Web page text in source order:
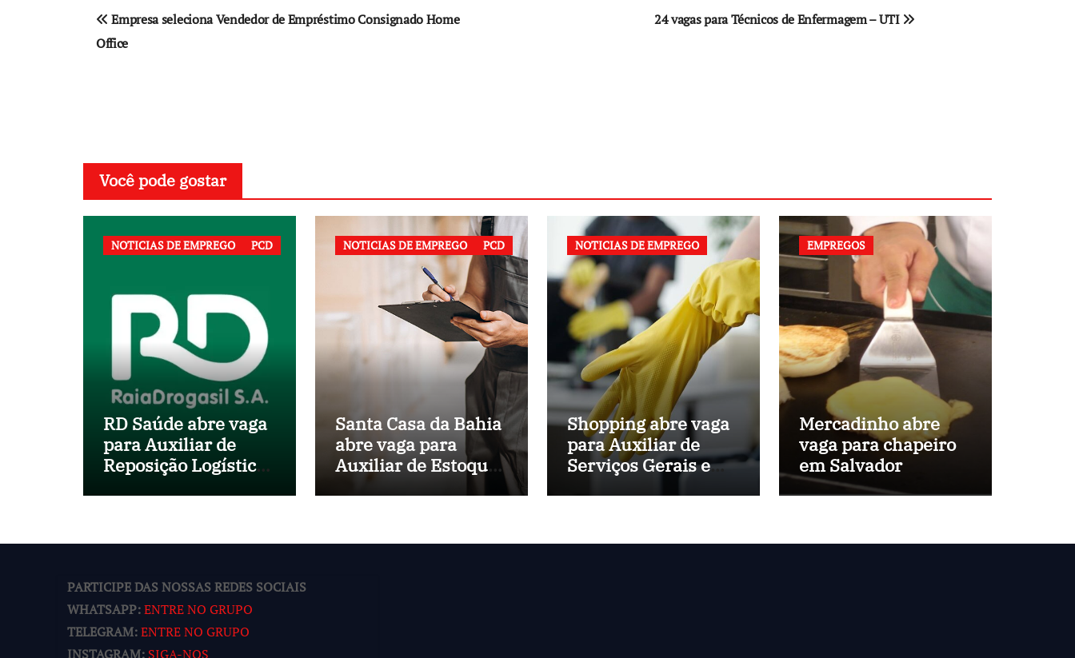
Navegação
de
Empresa seleciona Vendedor de Empréstimo Consignado Home
Office
24 vagas para Técnicos de Enfermagem – UTI
Você pode gostar
NOTICIAS DE EMPREGO PCD
RD Saúde abre vaga
para Auxiliar de
Reposição Logística
NOTICIAS DE EMPREGO PCD
Santa Casa da Bahia
abre vaga para
Auxiliar de Estoque
NOTICIAS DE EMPREGO
Shopping abre vaga
para Auxiliar de
Serviços Gerais em
EMPREGOS
Mercadinho abre
vaga para chapeiro
em Salvador
PARTICIPE DAS NOSSAS REDES SOCIAIS
WHATSAPP:ENTRE NO GRUPO
TELEGRAM:ENTRE NO GRUPO
INSTAGRAM: SIGA-NOS